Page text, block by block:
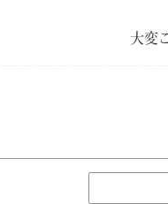
大変